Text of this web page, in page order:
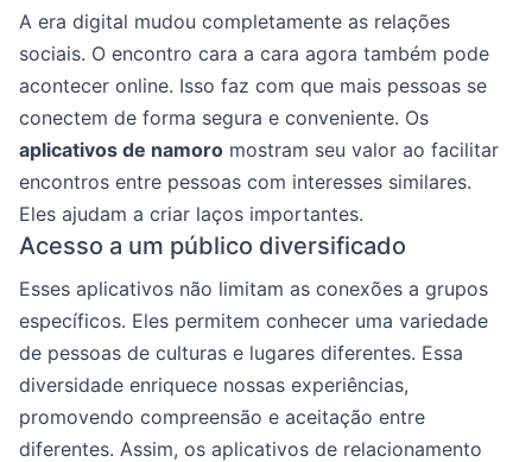
A era digital mudou completamente as relações
sociais. O encontro cara a cara agora também pode
acontecer online. Isso faz com que mais pessoas se
conectem de forma segura e conveniente. Os
aplicativos de namoro mostram seu valor ao facilitar
encontros entre pessoas com interesses similares.
Eles ajudam a criar laços importantes.
Acesso a um público diversificado
Esses aplicativos não limitam as conexões a grupos
específicos. Eles permitem conhecer uma variedade
de pessoas de culturas e lugares diferentes. Essa
diversidade enriquece nossas experiências,
promovendo compreensão e aceitação entre
diferentes. Assim, os aplicativos de relacionamento